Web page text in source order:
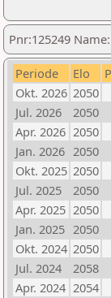
Pnr:125249
Periode Elo
Okt. 2026 2050
Jul. 2026
2050
Apr. 2026 2050
Jan. 2026 2050
Okt. 2025 2050
Jul. 2025
2050
Apr. 2025 2050
Jan. 2025 2050
Okt. 2024 2050
Jul. 2024
2058
Apr. 2024 2054